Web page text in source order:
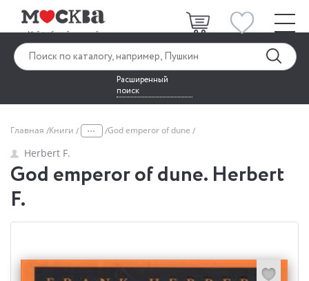
Расширенный
поиск
Главная Книги ... God emperor of dune
Herbert F.
God emperor of dune. Herbert
F.